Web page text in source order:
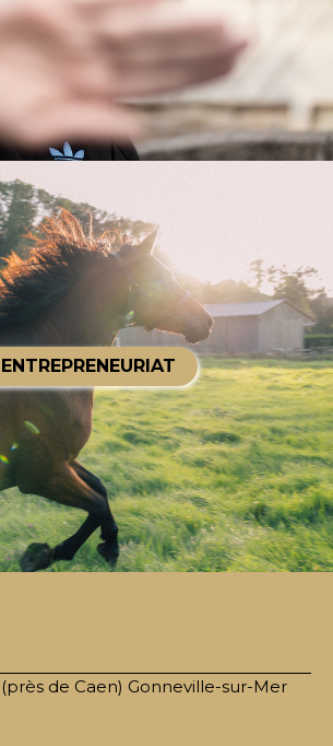
ENTREPRENEURIAT
de Caen) Gonneville-sur-Mer